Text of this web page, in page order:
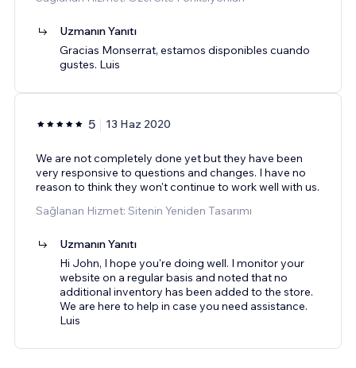
Uzmanın Yanıtı
Gracias Monserrat, estamos disponibles cuando
gustes. Luis
5 13 Haz 2020
We are not completely done yet but they have been
very responsive to questions and changes. I have no
reason to think they won't continue to work well with us.
Sağlanan Hizmet: Sitenin Yeniden Tasarımı
Uzmanın Yanıtı
Hi John, I hope you're doing well. I monitor your
website on a regular basis and noted that no
additional inventory has been added to the store.
We are here to help in case you need assistance.
Luis